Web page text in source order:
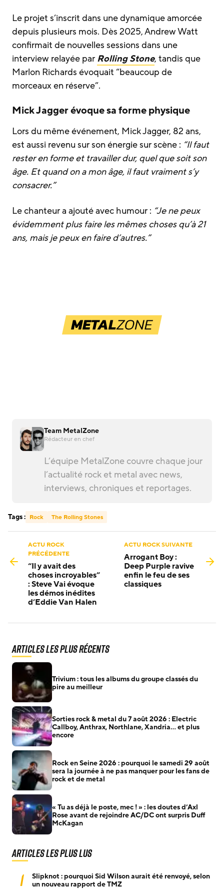
Le projet s’inscrit dans une dynamique amorcée
depuis plusieurs mois. Dès 2025, Andrew Watt
confirmait de nouvelles sessions dans une
interview relayée par Rolling Stone, tandis que
Marlon Richards évoquait “beaucoup de
morceaux en réserve”.
Mick Jagger évoque sa forme physique
Lors du même événement, Mick Jagger, 82 ans,
est aussi revenu sur son énergie sur scène : “Il faut
rester en forme et travailler dur, quel que soit son
âge. Et quand on a mon âge, il faut vraiment s’y
consacrer.”
Le chanteur a ajouté avec humour : “Je ne peux
évidemment plus faire les mêmes choses qu’à 21
ans, mais je peux en faire d’autres.”
Team MetalZone
Rédacteur en chef
L’équipe MetalZone couvre chaque jour
l’actualité rock et metal avec news,
interviews, chroniques et reportages.
Tags : Rock The Rolling Stones
ACTU ROCK
PRÉCÉDENTE
“Il y avait des
choses incroyables”
: Steve Vai évoque
les démos inédites
d’Eddie Van Halen
ACTU ROCK SUIVANTE
Arrogant Boy :
Deep Purple ravive
enfin le feu de ses
classiques
Articles les plus récents
Trivium : tous les albums du groupe classés du
pire au meilleur
Sorties rock & metal du 7 août 2026 : Electric
Callboy, Anthrax, Northlane, Xandria… et plus
encore
Rock en Seine 2026 : pourquoi le samedi 29 août
sera la journée à ne pas manquer pour les fans de
rock et de metal
« Tu as déjà le poste, mec ! » : les doutes d’Axl
Rose avant de rejoindre AC/DC ont surpris Duff
McKagan
Articles les plus lus
1
Slipknot : pourquoi Sid Wilson aurait été renvoyé, selon
un nouveau rapport de TMZ